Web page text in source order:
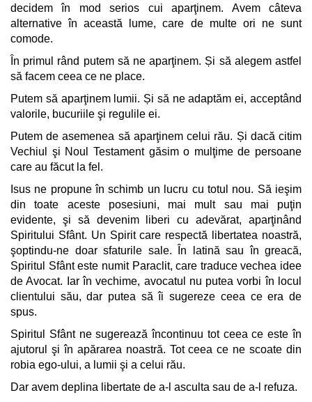
decidem în mod serios cui aparţinem. Avem câteva
alternative în această lume, care de multe ori ne sunt
comode.
În primul rând putem să ne aparţinem. Și să alegem astfel
să facem ceea ce ne place.
Putem să aparţinem lumii. Și să ne adaptăm ei, acceptând
valorile, bucuriile şi regulile ei.
Putem de asemenea să aparţinem celui rău. Și dacă citim
Vechiul şi Noul Testament găsim o mulţime de persoane
care au făcut la fel.
Isus ne propune în schimb un lucru cu totul nou. Să ieşim
din toate aceste posesiuni, mai mult sau mai puţin
evidente, şi să devenim liberi cu adevărat, aparţinând
Spiritului Sfânt. Un Spirit care respectă libertatea noastră,
şoptindu-ne doar sfaturile sale. În latină sau în greacă,
Spiritul Sfânt este numit Paraclit, care traduce vechea idee
de Avocat. Iar în vechime, avocatul nu putea vorbi în locul
clientului său, dar putea să îi sugereze ceea ce era de
spus.
Spiritul Sfânt ne sugerează încontinuu tot ceea ce este în
ajutorul şi în apărarea noastră. Tot ceea ce ne scoate din
robia ego-ului, a lumii şi a celui rău.
Dar avem deplina libertate de a-l asculta sau de a-l refuza.